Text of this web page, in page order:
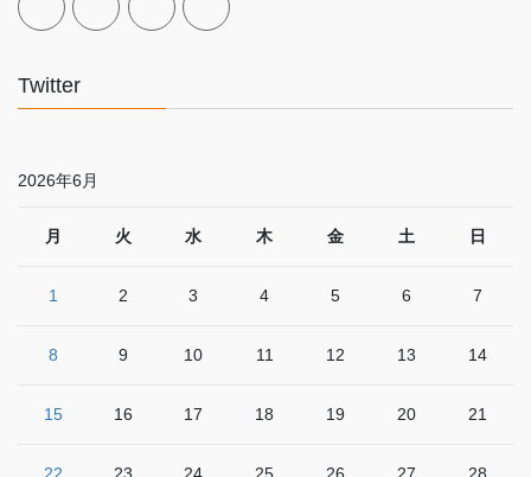
Twitter
2026年6月
月 火 水 木 金 土 日
1 2 3 4 5 6 7
8 9 10 11 12 13 14
15 16 17 18 19 20 21